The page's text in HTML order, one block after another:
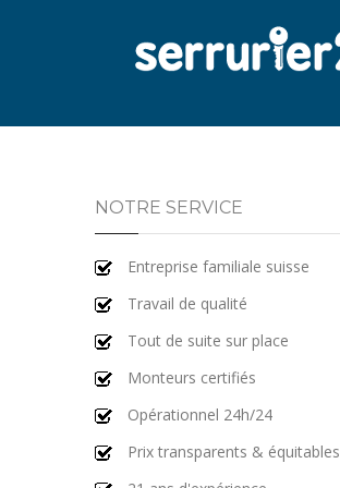
NOTRE SERVICE
Entreprise familiale suisse
Travail de qualité
Tout de suite sur place
Monteurs certifiés
Opérationnel 24h/24
Prix transparents & équitables